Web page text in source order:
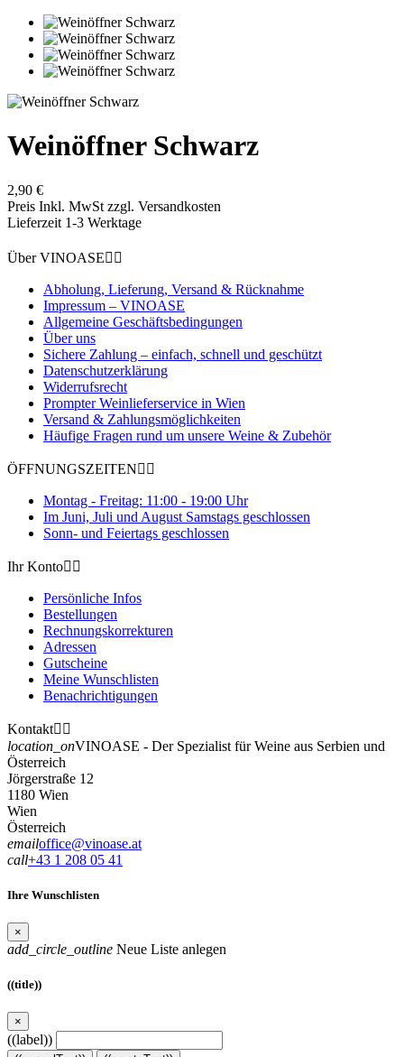
Weinöffner Schwarz
2,90 €
Preis Inkl. MwSt zzgl. Versandkosten
Lieferzeit 1-3 Werktage
Über VINOASE 
Abholung, Lieferung, Versand & Rücknahme
Impressum – VINOASE
Allgemeine Geschäftsbedingungen
Über uns
Sichere Zahlung – einfach, schnell und geschützt
Datenschutzerklärung
Widerrufsrecht
Prompter Weinlieferservice in Wien
Versand & Zahlungsmöglichkeiten
Häufige Fragen rund um unsere Weine & Zubehör
ÖFFNUNGSZEITEN 
Montag - Freitag: 11:00 - 19:00 Uhr
Im Juni, Juli und August Samstags geschlossen
Sonn- und Feiertags geschlossen
Ihr Konto 
Persönliche Infos
Bestellungen
Rechnungskorrekturen
Adressen
Gutscheine
Meine Wunschlisten
Benachrichtigungen
Kontakt 
location_onVINOASE - Der Spezialist für Weine aus Serbien und
Österreich
Jörgerstraße 12
1180 Wien
Wien
Österreich
emailoffice@vinoase.at
call+43 1 208 05 41
Ihre Wunschlisten
×
add_circle_outline Neue Liste anlegen
((title))
×
((label))